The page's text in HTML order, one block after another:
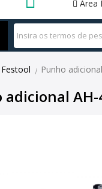
WhatsApp
Área
Festool | Punho
adicional